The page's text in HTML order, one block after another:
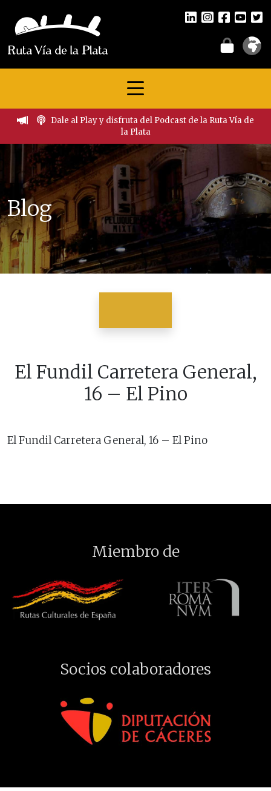
Dale al Play y disfruta del Podcast de la Ruta Vía de
la Plata
Blog
El Fundil Carretera General,
16 – El Pino
El Fundil Carretera General, 16 – El Pino
Miembro de
Socios colaboradores